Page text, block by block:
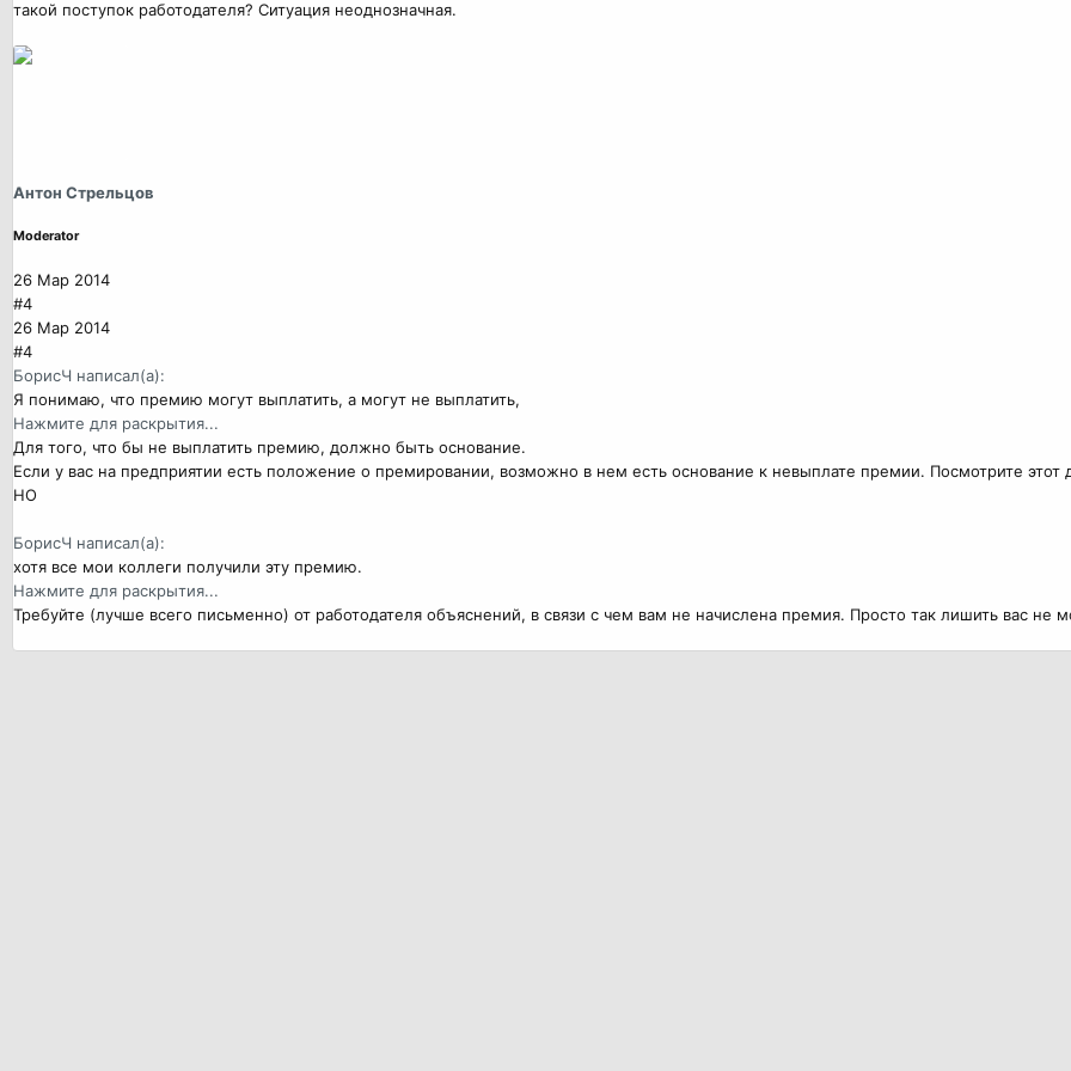
такой поступок работодателя? Ситуация неоднозначная.
Антон Стрельцов
Moderator
26 Мар 2014
#4
26 Мар 2014
#4
БорисЧ написал(а):
Я понимаю, что премию могут выплатить, а могут не выплатить,
Нажмите для раскрытия...
Для того, что бы не выплатить премию, должно быть основание.
Если у вас на предприятии есть положение о премировании, возможно в нем есть основание к невыплате премии. Посмотрите этот
НО
БорисЧ написал(а):
хотя все мои коллеги получили эту премию.
Нажмите для раскрытия...
Требуйте (лучше всего письменно) от работодателя объяснений, в связи с чем вам не начислена премия. Просто так лишить вас не